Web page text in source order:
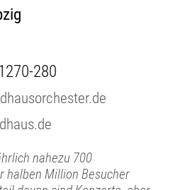
280
nahezu 700
halben Million Besucher